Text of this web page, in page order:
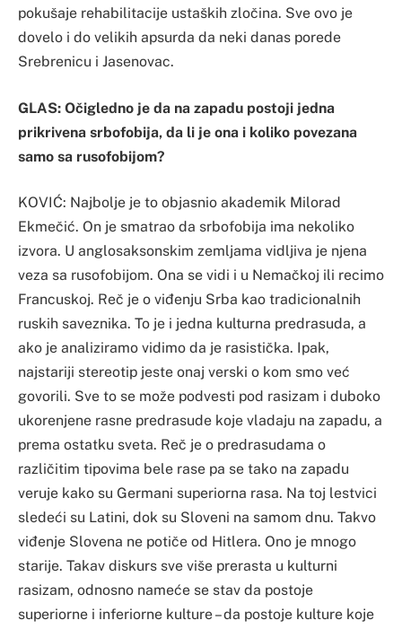
pokušaje rehabilitacije ustaških zločina. Sve ovo je
dovelo i do velikih apsurda da neki danas porede
Srebrenicu i Jasenovac.
GLAS: Očigledno je da na zapadu postoji jedna
prikrivena srbofobija, da li je ona i koliko povezana
samo sa rusofobijom?
KOVIĆ: Najbolje je to objasnio akademik Milorad
Ekmečić. On je smatrao da srbofobija ima nekoliko
izvora. U anglosaksonskim zemljama vidljiva je njena
veza sa rusofobijom. Ona se vidi i u Nemačkoj ili recimo
Francuskoj. Reč je o viđenju Srba kao tradicionalnih
ruskih saveznika. To je i jedna kulturna predrasuda, a
ako je analiziramo vidimo da je rasistička. Ipak,
najstariji stereotip jeste onaj verski o kom smo već
govorili. Sve to se može podvesti pod rasizam i duboko
ukorenjene rasne predrasude koje vladaju na zapadu, a
prema ostatku sveta. Reč je o predrasudama o
različitim tipovima bele rase pa se tako na zapadu
veruje kako su Germani superiorna rasa. Na toj lestvici
sledeći su Latini, dok su Sloveni na samom dnu. Takvo
viđenje Slovena ne potiče od Hitlera. Ono je mnogo
starije. Takav diskurs sve više prerasta u kulturni
rasizam, odnosno nameće se stav da postoje
superiorne i inferiorne kulture – da postoje kulture koje